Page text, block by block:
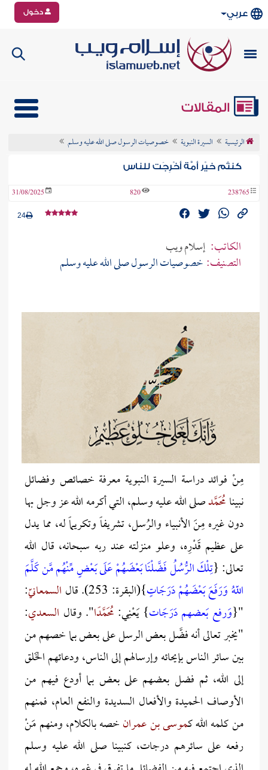
عربي دخول
المقالات
الرئيسية السيرة النبوية خصوصيات الرسول صلى الله عليه وسلم
كنتُم خيْر أمَّة أخْرِجَت للناس
238765
820
31/08/2025
24
الكاتب: إسلام ويب
التصنيف:خصوصيات الرسول صلى الله عليه وسلم
مِنْ فوائد دراسة السيرة النبوية معرفة خصائص وفضائل
نبينامُحَمَّدصلى الله عليه وسلم، التي أكرمه الله عز وجل بها
دون غيره مِنَ الأنبياء والرُسل، تشريفاً وتكريماً له، مما يدل
على عظيم قَدْرِه، وعلو منزلته عند ربه سبحانه، قال الله
تعالى: {تِلْكَ الرُّسُلُ فَضَّلْنَا بَعْضَهُمْ عَلَى بَعْضٍ مِّنْهُم مَّن كَلَّمَ
اللّهُ وَرَفَعَ بَعْضَهُمْ دَرَجَاتٍ}(البقرة: 253). قال السمعانيّ:
"{وَرفع بَعضهم دَرَجَات} يَعْنِي: مُحَمَّدًا". وقال السعدي:
"يخبر تعالى أنه فضَّل بعض الرسل على بعض بما خصهم من
بين سائر الناس بإيحائه وإرسالهم إلى الناس، ودعائهم الخَلق
إلى الله، ثم فضل بعضهم على بعض بما أودع فيهم من
الأوصاف الحميدة والأفعال السديدة والنفع العام، فمنهم
من كلمه الله كموسىبن عمرانخصه بالكلام، ومنهم مَنْ
رفعه على سائرهم درجات، كنبينا صلى الله عليه وسلم